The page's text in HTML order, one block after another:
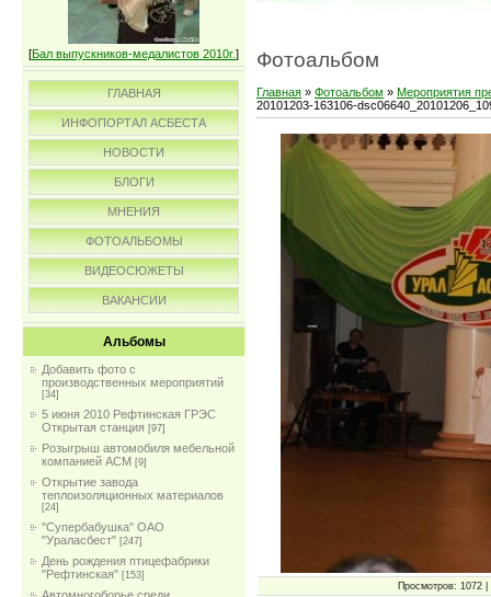
[Бал выпускников-медалистов 2010г.]
ГЛАВНАЯ
ИНФОПОРТАЛ АСБЕСТА
НОВОСТИ
БЛОГИ
МНЕНИЯ
ФОТОАЛЬБОМЫ
ВИДЕОСЮЖЕТЫ
ВАКАНСИИ
Альбомы
Добавить фото с
производственных мероприятий
[34]
5 июня 2010 Рефтинская ГРЭС
Открытая станция [97]
Розыгрыш автомобиля мебельной
компанией АСМ [9]
Открытие завода
теплоизоляционных материалов
[24]
"Супербабушка" ОАО
"Ураласбест" [247]
День рождения птицефабрики
"Рефтинская" [153]
Фотоальбом
Главная » Фотоальбом » Мероприятия
20101203-163106-
Просмотров: 1072